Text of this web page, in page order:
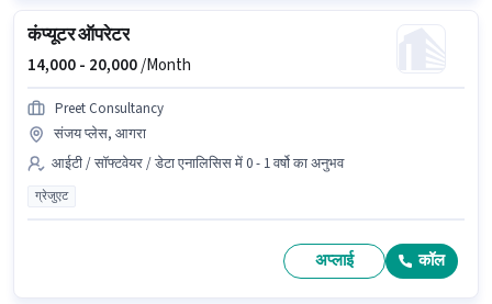
कंप्यूटर ऑपरेटर
14,000 - 20,000/Month
Preet Consultancy
संजय प्लेस, आगरा
आईटी / सॉफ्टवेयर / डेटा एनालिसिस में 0 - 1 वर्षो का अनुभव
ग्रेजुएट
अप्लाई कॉल